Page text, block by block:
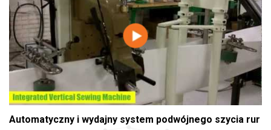
Automatyczny i wydajny system podwójnego szycia rur